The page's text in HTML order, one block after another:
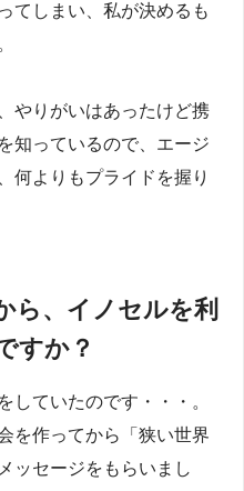
てしまい、私が決めるも
やりがいはあったけど携
知っているので、エージ
何よりもプライドを握り
ら、イノセルを利
すか？
していたのです・・・。
を作ってから「狭い世界
ッセージをもらいまし